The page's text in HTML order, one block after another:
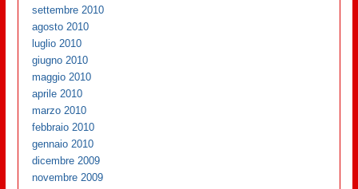
settembre 2010
agosto 2010
luglio 2010
giugno 2010
maggio 2010
aprile 2010
marzo 2010
febbraio 2010
gennaio 2010
dicembre 2009
novembre 2009